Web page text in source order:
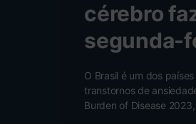
cérebro
segunda-
O Brasil é um dos
transtornos de
Burden of Disease